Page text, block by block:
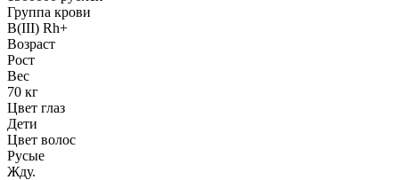
Группа крови
B(III) Rh+
Возраст
Рост
Вес
70 кг
Цвет глаз
Дети
Цвет волос
Русые
Жду.